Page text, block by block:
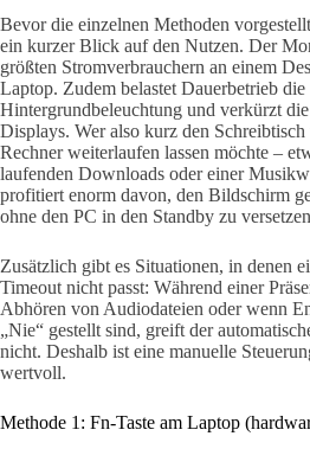
Bevor die einzelnen Methoden
ein kurzer Blick auf den Nutzen. Der
größten Stromverbrauchern an einem
Laptop. Zudem belastet Dauerbetrieb die
Hintergrundbeleuchtung und verkürzt
Displays. Wer also kurz den Schreibtisch
Rechner weiterlaufen lassen möchte –
laufenden Downloads oder einer
profitiert enorm davon, den Bildschirm
ohne den PC in den Standby zu
Zusätzlich gibt es Situationen, in denen
Timeout nicht passt: Während einer
Abhören von Audiodateien oder wenn
„Nie“ gestellt sind, greift der
nicht. Deshalb ist eine manuelle
wertvoll.
Methode 1: Fn-Taste am Laptop